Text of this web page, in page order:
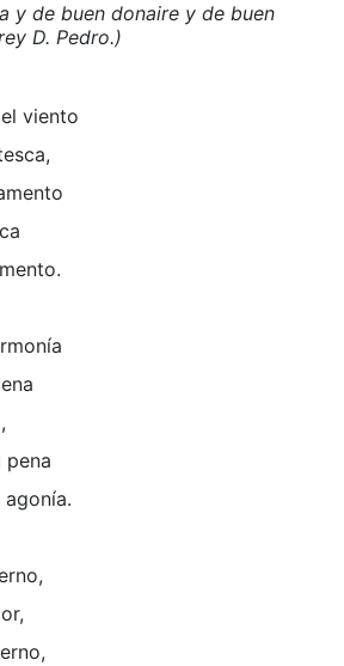
y de buen donaire y de buen
D. Pedro.)
viento
pena
agonía.